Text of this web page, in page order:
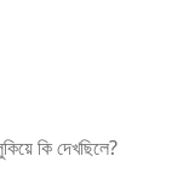
কি দেখছিলে?